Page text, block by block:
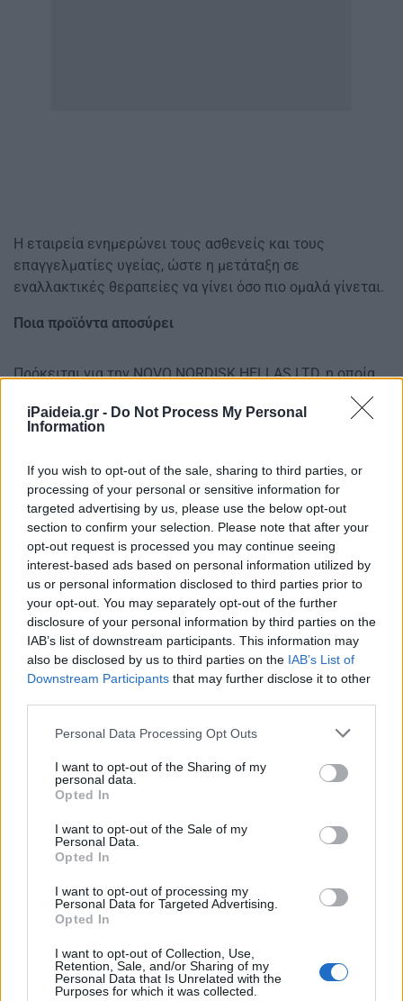
iPaideia.gr - Do Not Process My Personal
Information
If you wish to opt-out of the sale, sharing to third parties, or
processing of your personal or sensitive information for
targeted advertising by us, please use the below opt-out
section to confirm your selection. Please note that after your
opt-out request is processed you may continue seeing
interest-based ads based on personal information utilized by
us or personal information disclosed to third parties prior to
your opt-out. You may separately opt-out of the further
disclosure of your personal information by third parties on the
IAB’s list of downstream participants. This information may
also be disclosed by us to third parties on the IAB’s List of
Downstream Participants that may further disclose it to other
Please note that this website/app uses one or more Google
not limited to your visit or usage behaviour. You may click to
grant or deny consent to Google and its third-party tags to
use your data for below specified purposes in below Google
consent section.
Personal Data Processing Opt Outs
I want to opt-out of the Sharing of my
personal data.
Opted In
I want to opt-out of the Sale of my
Personal Data.
Opted In
I want to opt-out of processing my
Personal Data for Targeted Advertising.
Opted In
I want to opt-out of Collection, Use,
Retention, Sale, and/or Sharing of my
Personal Data that Is Unrelated with the
Purposes for which it was collected.
Η εταιρεία ενημερώνει τους ασθενείς και τους
επαγγελματίες υγείας, ώστε η μετάταξη σε
εναλλακτικές θεραπείες να γίνει όσο πιο ομαλά γίνεται.
Ποια προϊόντα αποσύρει
Πρόκειται για την NOVO NORDISK HELLAS LTD, η οποία
VICTOZA, από τον Σεπτέμβριο του 2025 (Δείτε την
Actrapid Penfill, Protaphane Penfill και Mixtard 30 Penfill
από τον Νοέμβριο του 2025. (Δείτε την ανακοίνωση της
εταιρείας στον ΕΟΦ).
Οι ασθενείς με διαβήτη οφείλουν να επικοινωνήσουν
άμεσα με τον γιατρό τους ώστε να βρουν εναλλακτικές
θεραπείες, καθώς η απώλεια δόσεων ινσουλίνης μπορεί
να οδηγήσει σε κλινικά προβλήματα.